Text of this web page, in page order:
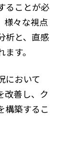
ることが必
様々な視点
析と、直感
す。
において
改善し、ク
構築するこ